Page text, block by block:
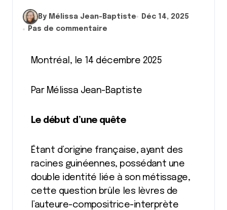
By Mélissa Jean-Baptiste
Déc 14, 2025
Pas de commentaire
Montréal, le 14 décembre 2025
Par Mélissa Jean-Baptiste
Le début d’une quête
Étant d’origine française, ayant des
racines guinéennes, possédant une
double identité liée à son métissage,
cette question brûle les lèvres de
l’auteure-compositrice-interprète